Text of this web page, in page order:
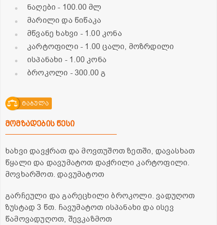
ნაღები- 100.00 მლ
მარილი და წიწაკა
მწვანე ხახვი - 1.00 კონა
კარტოფილი - 1.00 ცალი, მოზრდილი
ისპანახი - 1.00 კონა
ბროკოლი - 300.00 გ
ტაბულა
მომზადების წესი
ხახვი დავჭრათ და მოვთუშოთ ზეთში, დავასხათ
წყალი და დავუმატოთ დაჭრილი კარტოფილი.
მოვხარშოთ. დავუმატოთ
გარჩეული და გარეცხილი ბროკოლი. ვადუღოთ
ზუსტად 3 წთ. ჩავუმატოთ ისპანახი და ისევ
წამოვადუღოთ, შევკაზმოთ